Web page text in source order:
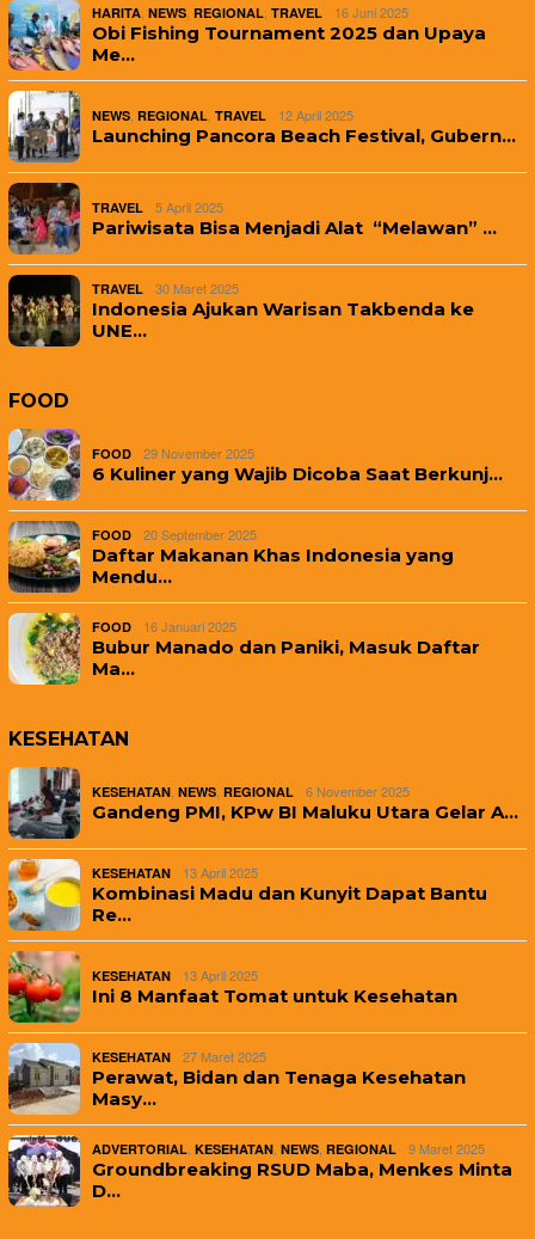
HARITA NEWS REGIONAL TRAVEL 16 Juni 2025
Obi Fishing Tournament 2025 dan Upaya
Me…
NEWS REGIONAL TRAVEL 12 April 2025
Launching Pancora Beach Festival, Gubern…
TRAVEL 5 April 2025
Pariwisata Bisa Menjadi Alat “Melawan” …
TRAVEL 30 Maret 2025
Indonesia Ajukan Warisan Takbenda ke
UNE…
FOOD
FOOD 29 November 2025
6 Kuliner yang Wajib Dicoba Saat Berkunj…
FOOD 20 September 2025
Daftar Makanan Khas Indonesia yang
Mendu…
FOOD 16 Januari 2025
Bubur Manado dan Paniki, Masuk Daftar
Ma…
KESEHATAN
KESEHATAN NEWS REGIONAL 6 November 2025
Gandeng PMI, KPw BI Maluku Utara Gelar A…
KESEHATAN 13 April 2025
Kombinasi Madu dan Kunyit Dapat Bantu
Re…
KESEHATAN 13 April 2025
Ini 8 Manfaat Tomat untuk Kesehatan
KESEHATAN 27 Maret 2025
Perawat, Bidan dan Tenaga Kesehatan
Masy…
ADVERTORIAL KESEHATAN NEWS REGIONAL 9 Maret 2025
Groundbreaking RSUD Maba, Menkes Minta
D…